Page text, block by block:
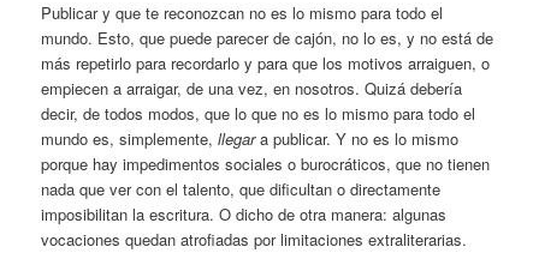
Publicar y que te reconozcan no es lo mismo para todo el
mundo. Esto, que puede parecer de cajón, no lo es, y no está de
más repetirlo para recordarlo y para que los motivos arraiguen, o
empiecen a arraigar, de una vez, en nosotros. Quizá debería
decir, de todos modos, que lo que no es lo mismo para todo el
mundo es, simplemente,llegara publicar. Y no es lo mismo
porque hay impedimentos sociales o burocráticos, que no tienen
nada que ver con el talento, que dificultan o directamente
imposibilitan la escritura. O dicho de otra manera: algunas
vocaciones quedan atrofiadas por limitaciones extraliterarias.